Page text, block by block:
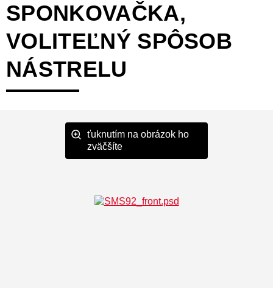
SPONKOVAČKA,
VOLITEĽNÝ SPÔSOB
NÁSTRELU
ťuknutím na obrázok ho
zväčšíte